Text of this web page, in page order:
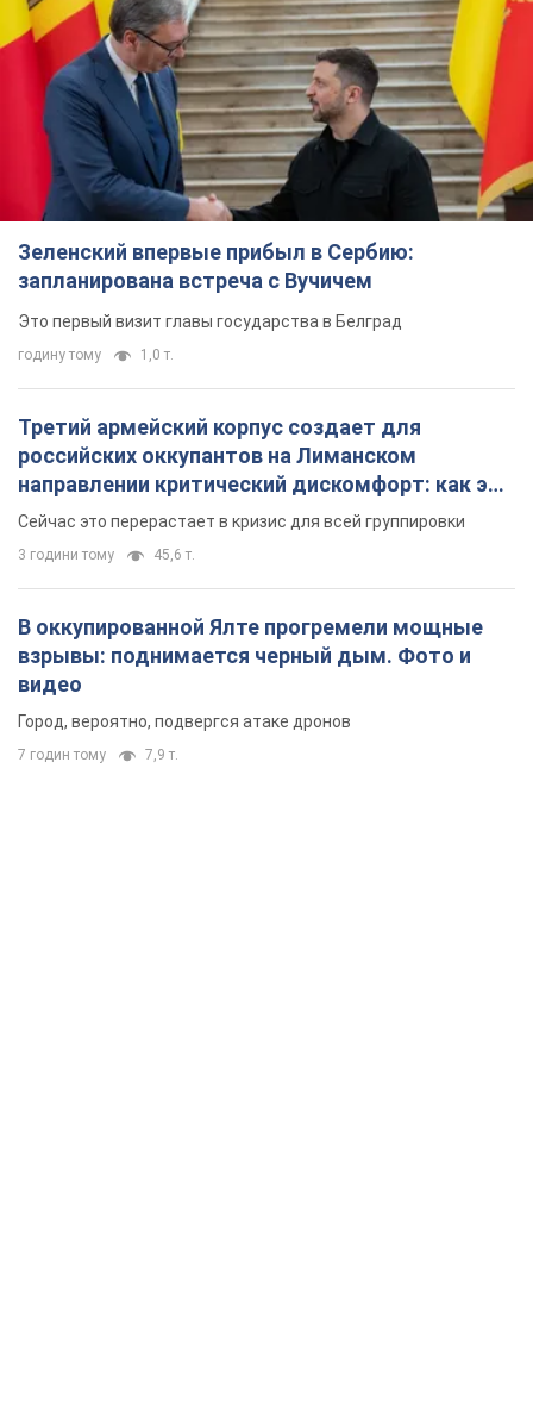
Зеленский впервые прибыл в Сербию:
запланирована встреча с Вучичем
Это первый визит главы государства в Белград
годину тому 1,0 т.
Третий армейский корпус создает для
российских оккупантов на Лиманском
направлении критический дискомфорт: как это
удалось
Сейчас это перерастает в кризис для всей группировки
3 години тому 45,6 т.
В оккупированной Ялте прогремели мощные
взрывы: поднимается черный дым. Фото и
видео
Город, вероятно, подвергся атаке дронов
7 годин тому 7,9 т.